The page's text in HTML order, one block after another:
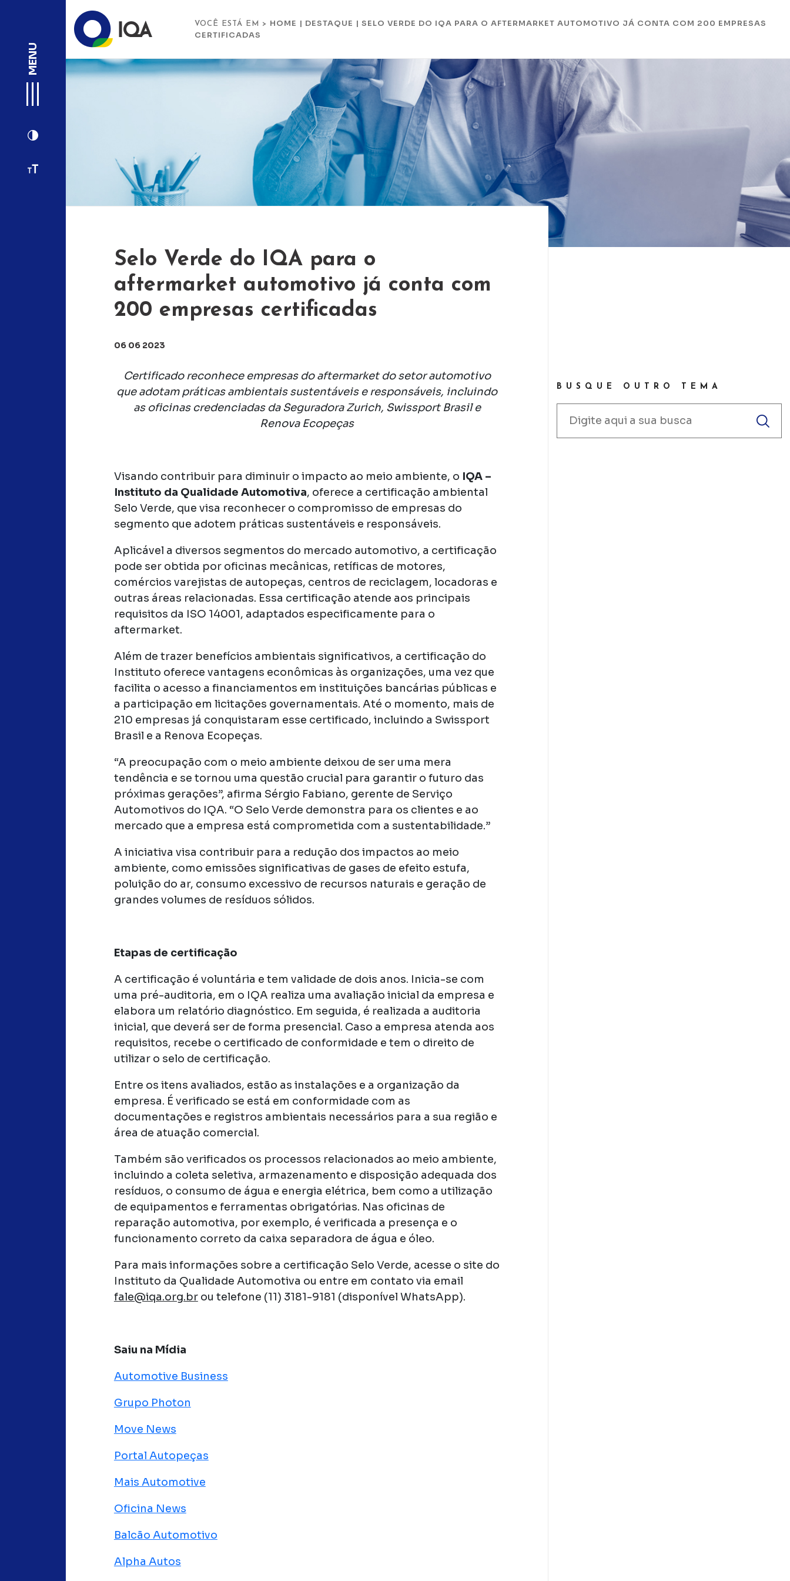
MENU
VOCÊ ESTÁ EM > HOME | DESTAQUE | SELO VERDE DO IQA PARA O AFTERMARKET AUTOMOTIVO JÁ CONTA COM 200 EMPRESAS
CERTIFICADAS
Selo Verde do IQA para o
aftermarket automotivo já conta com
200 empresas certificadas
06 06 2023
Certificado reconhece empresas do aftermarket do setor automotivo
que adotam práticas ambientais sustentáveis e responsáveis, incluindo
as oficinas credenciadas da Seguradora Zurich, Swissport Brasil e
Renova Ecopeças
Visando contribuir para diminuir o impacto ao meio ambiente, o IQA –
Instituto da Qualidade Automotiva, oferece a certificação ambiental
Selo Verde, que visa reconhecer o compromisso de empresas do
segmento que adotem práticas sustentáveis e responsáveis.
Aplicável a diversos segmentos do mercado automotivo, a certificação
pode ser obtida por oficinas mecânicas, retíficas de motores,
comércios varejistas de autopeças, centros de reciclagem, locadoras e
outras áreas relacionadas. Essa certificação atende aos principais
requisitos da ISO 14001, adaptados especificamente para o
aftermarket.
Além de trazer benefícios ambientais significativos, a certificação do
Instituto oferece vantagens econômicas às organizações, uma vez que
facilita o acesso a financiamentos em instituições bancárias públicas e
a participação em licitações governamentais. Até o momento, mais de
210 empresas já conquistaram esse certificado, incluindo a Swissport
Brasil e a Renova Ecopeças.
“A preocupação com o meio ambiente deixou de ser uma mera
tendência e se tornou uma questão crucial para garantir o futuro das
próximas gerações”, afirma Sérgio Fabiano, gerente de Serviço
Automotivos do IQA. “O Selo Verde demonstra para os clientes e ao
mercado que a empresa está comprometida com a sustentabilidade.”
A iniciativa visa contribuir para a redução dos impactos ao meio
ambiente, como emissões significativas de gases de efeito estufa,
poluição do ar, consumo excessivo de recursos naturais e geração de
grandes volumes de resíduos sólidos.
Etapas de certificação
A certificação é voluntária e tem validade de dois anos. Inicia-se com
uma pré-auditoria, em o IQA realiza uma avaliação inicial da empresa e
elabora um relatório diagnóstico. Em seguida, é realizada a auditoria
inicial, que deverá ser de forma presencial. Caso a empresa atenda aos
requisitos, recebe o certificado de conformidade e tem o direito de
utilizar o selo de certificação.
Entre os itens avaliados, estão as instalações e a organização da
empresa. É verificado se está em conformidade com as
documentações e registros ambientais necessários para a sua região e
área de atuação comercial.
Também são verificados os processos relacionados ao meio ambiente,
incluindo a coleta seletiva, armazenamento e disposição adequada dos
resíduos, o consumo de água e energia elétrica, bem como a utilização
de equipamentos e ferramentas obrigatórias. Nas oficinas de
reparação automotiva, por exemplo, é verificada a presença e o
funcionamento correto da caixa separadora de água e óleo.
Para mais informações sobre a certificação Selo Verde, acesse o site do
Instituto da Qualidade Automotiva ou entre em contato via email
fale@iqa.org.brou telefone (11) 3181-9181 (disponível WhatsApp).
Saiu na Mídia
Automotive Business
Grupo Photon
Move News
Portal Autopeças
Mais Automotive
Oficina News
Balcão Automotivo
Alpha Autos
BUSQUE OUTRO TEMA